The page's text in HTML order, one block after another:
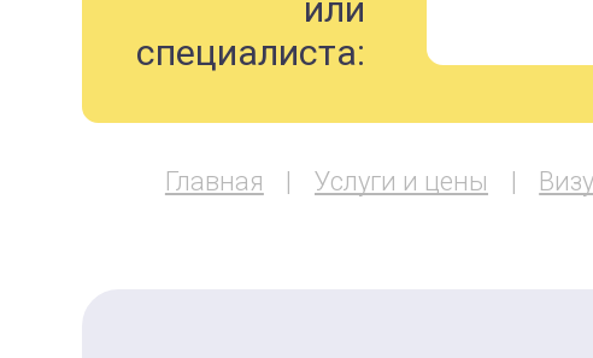
или
специалиста:
Главная Услуги и цены